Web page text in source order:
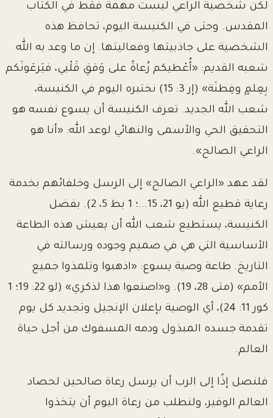
لكن شخصية الراعي ليست مهمة فقط في الكتاب
المقدس. وحتى في الكنيسة اليوم، تحافظ هذه
الشخصية على جاذبيتها وفعاليتها. إن ما وعد به الله
شعبه القديم: «أُعْطيكم رُعاةً على وَفقِ قَلْبي، فيَرعَونَكم
بِعِلمٍ وفِطنَة» (إر 3: 15) نختبره اليوم في الكنيسة،
شعب الله الجديد. تعرف الكنيسة أن يسوع نفسه هو
التحقيق الحي والأسمى والنهائي لوعد الله: «أنا هو
الراعي الصالح».
لقد عهد «الراعي الصالح» إلى الرسل وخلفائهم بخدمة
رعاية قطيع الله (يو 21، 15...؛ 1 بط 5، 2). بفضل
الكنيسة، يستطيع شعب الله أن يعيش هذه الطاعة
الأساسية التي هي في صميم وجوده ورسالته في
التاريخ. طاعة وصية يسوع: «اذهبوا وتلمذوا جميع
الأمم» (متى 28، 19). و«اصنعوا هذا لذكري» (لو 22: 19؛ 1
كور 11: 24)، أي الوصية بإعلان الإنجيل وتجديد كل يوم
تقدمة جسده المبذول ودمه المسفوك من أجل حياة
العالم.
فلنصل إذًا إلى الرب أن يرسل رعاة صالحين لحصاد
العالم الوفير، ولنطلب من رعاة اليوم أن يتخذوا